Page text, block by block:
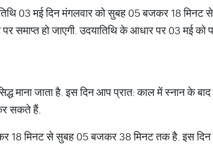
03 मई दिन मंगलवार को सुबह 05 बजकर 18 मिनट
समाप्त हो जाएगी. उदयातिथि के आधार पर 03 मई को
माना जाता है. इस दिन आप प्रात: काल में स्नान के
सकते हैं.
18 मिनट से सुबह 05 बजकर 38 मिनट तक है. इस